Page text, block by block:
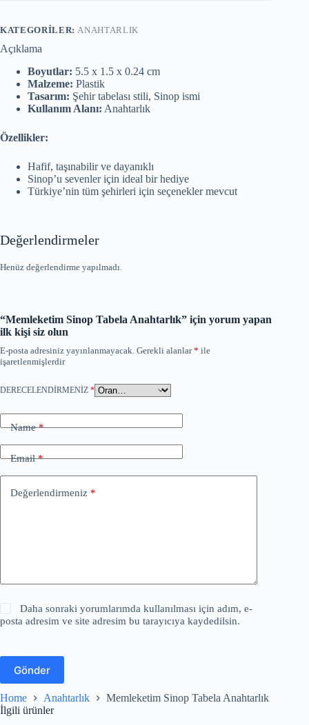
KATEGORILER: ANAHTARLIK
Açıklama
Boyutlar: 5.5 x 1.5 x 0.24 cm
Malzeme: Plastik
Tasarım: Şehir tabelası stili, Sinop ismi
Kullanım Alanı: Anahtarlık
Özellikler:
Hafif, taşınabilir ve dayanıklı
Sinop’u sevenler için ideal bir hediye
Türkiye’nin tüm şehirleri için seçenekler mevcut
Değerlendirmeler
Henüz değerlendirme yapılmadı.
“Memleketim Sinop Tabela Anahtarlık” için yorum yapan
ilk kişi siz olun
E-posta adresiniz yayınlanmayacak. Gerekli alanlar* ile
işaretlenmişlerdir
DERECELENDIRMENIZ *
Name*
Email*
Değerlendirmeniz *
Daha sonraki yorumlarımda kullanılması için adım, e-
posta adresim ve site adresim bu tarayıcıya kaydedilsin.
Gönder
Home Anahtarlık
Memleketim Sinop Tabela Anahtarlık
İlgili ürünler